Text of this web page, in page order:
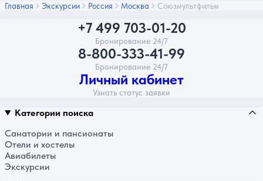
Главная Экскурсии Россия Москва Союзмультфильм
+7 499 703-01-20
Бронирование 24/7
8-800-333-41-99
Бронирование 24/7
Личный кабинет
Узнать статус заявки
Категории поиска
Санатории и пансионаты
Отели и хостелы
Авиабилеты
Экскурсии